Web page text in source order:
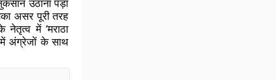
उठाना पड़ा
असर पूरी तरह
में ‘मराठा
में अंग्रेजों के साथ